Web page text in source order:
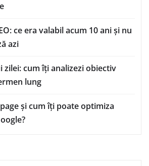
ce era valabil acum 10 ani și nu
azi
zilei: cum îți analizezi obiectiv
lung
page și cum îți poate optimiza